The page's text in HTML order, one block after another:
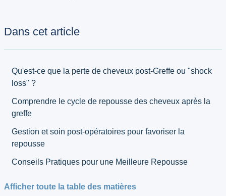
Dans cet article
Qu'est-ce que la perte de cheveux post-Greffe ou "shock
loss" ?
Comprendre le cycle de repousse des cheveux après la
greffe
Gestion et soin post-opératoires pour favoriser la
repousse
Conseils Pratiques pour une Meilleure Repousse
Afficher toute la table des matières